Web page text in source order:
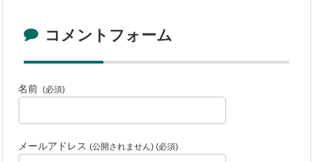
コメントフォーム
名前 (必須)
メールアドレス(公開されません) (必須)